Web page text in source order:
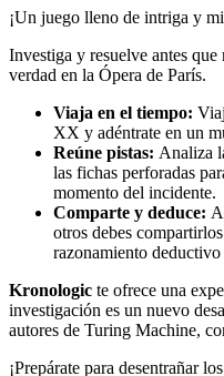
¡Un juego lleno de intriga y
Investiga y resuelve antes
verdad en la Ópera de París.
Viaja en el tiempo:
XX y adéntrate en un
Reúne pistas: Analiza
las fichas perforadas
momento del incidente.
Comparte y deduce:
otros debes
razonamiento
Kronologic te ofrece una
investigación es un nuevo
autores de Turing Machine,
¡Prepárate para desentrañar